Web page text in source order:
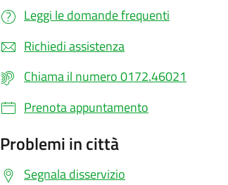
Leggi le domande frequenti
Richiedi assistenza
Chiama il numero 0172.46021
Prenota appuntamento
Problemi in città
Segnala disservizio